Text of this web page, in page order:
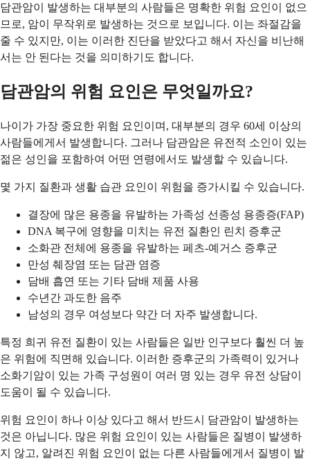
담관암이 발생하는 대부분의 사람들은 명확한 위험 요인이 없으
므로, 암이 무작위로 발생하는 것으로 보입니다. 이는 좌절감을
줄 수 있지만, 이는 이러한 진단을 받았다고 해서 자신을 비난해
서는 안 된다는 것을 의미하기도 합니다.
담관암의 위험 요인은 무엇일까요?
나이가 가장 중요한 위험 요인이며, 대부분의 경우 60세 이상의
사람들에게서 발생합니다. 그러나 담관암은 유전적 소인이 있는
젊은 성인을 포함하여 어떤 연령에서도 발생할 수 있습니다.
몇 가지 질환과 생활 습관 요인이 위험을 증가시킬 수 있습니다.
결장에 많은 용종을 유발하는 가족성 선종성 용종증(FAP)
DNA 복구에 영향을 미치는 유전 질환인 린치 증후군
소화관 전체에 용종을 유발하는 페츠-예거스 증후군
만성 췌장염 또는 담관 염증
담배 흡연 또는 기타 담배 제품 사용
수년간 과도한 음주
남성의 경우 여성보다 약간 더 자주 발생합니다.
특정 희귀 유전 질환이 있는 사람들은 일반 인구보다 훨씬 더 높
은 위험에 직면해 있습니다. 이러한 증후군의 가족력이 있거나
소화기암이 있는 가족 구성원이 여러 명 있는 경우 유전 상담이
도움이 될 수 있습니다.
위험 요인이 하나 이상 있다고 해서 반드시 담관암이 발생하는
것은 아닙니다. 많은 위험 요인이 있는 사람들은 질병이 발생하
지 않고, 알려진 위험 요인이 없는 다른 사람들에게서 질병이 발